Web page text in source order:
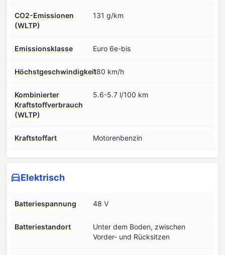
CO2-Emissionen
(WLTP)
131 g/km
Emissionsklasse Euro 6e-bis
Höchstgeschwindigkeit180 km/h
Kombinierter
Kraftstoffverbrauch
(WLTP)
5.6-5.7 l/100 km
Kraftstoffart Motorenbenzin
Elektrisch
Batteriespannung 48 V
Batteriestandort
Unter dem Boden, zwischen
Vorder- und Rücksitzen